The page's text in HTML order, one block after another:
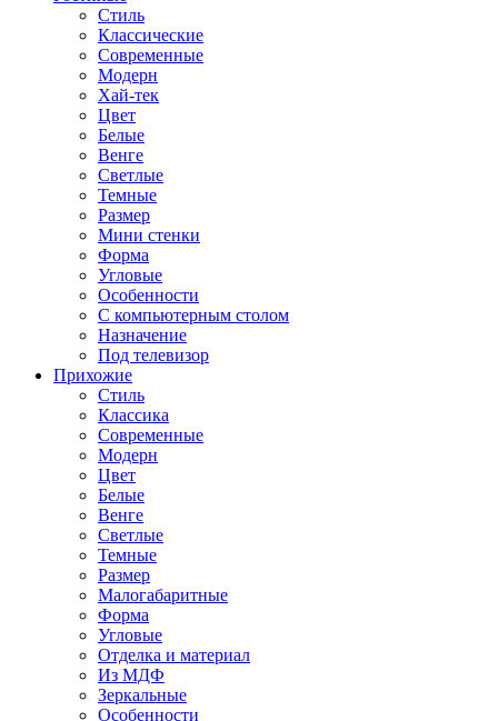
Стиль
Классические
Современные
Модерн
Хай-тек
Цвет
Белые
Венге
Светлые
Темные
Размер
Мини стенки
Форма
Угловые
Особенности
С компьютерным столом
Назначение
Под телевизор
Прихожие
Стиль
Классика
Современные
Модерн
Цвет
Белые
Венге
Светлые
Темные
Размер
Малогабаритные
Форма
Угловые
Отделка и материал
Из МДФ
Зеркальные
Особенности